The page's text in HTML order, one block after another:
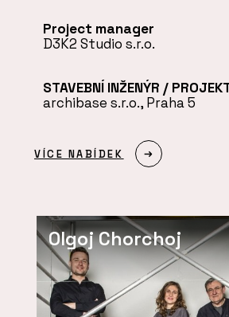
Project manager
D3K2 Studio s.r.o.
STAVEBNÍ INŽENÝR /
archibase s.r.o., Praha 5
VÍCE NABÍDEK
Olgoj Chorchoj